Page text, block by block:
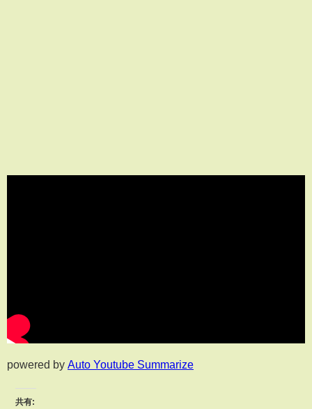
powered by Auto Youtube Summarize
共有: